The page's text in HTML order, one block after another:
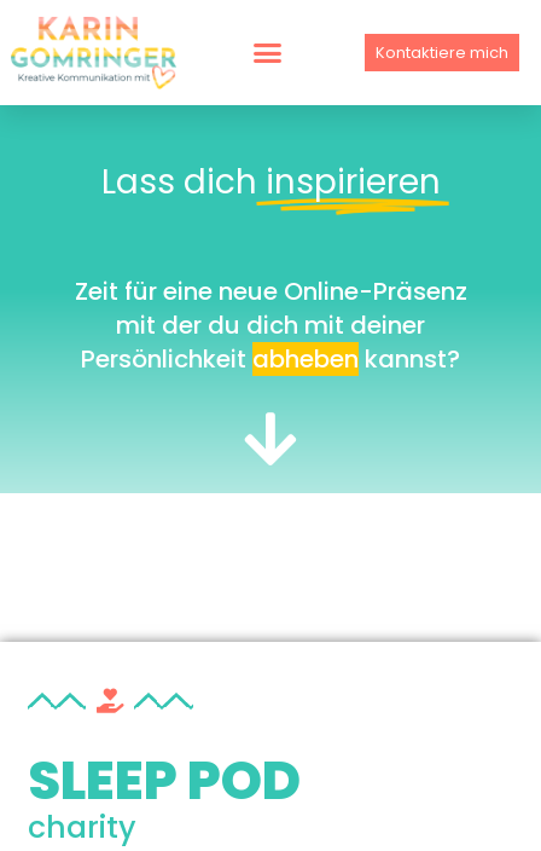
Skip
to
content
Kontaktiere mich
Lass dich inspirieren
Zeit für eine neue Online-Präsenz
mit der du dich mit deiner
Persönlichkeit abheben kannst?
SLEEP POD
charity